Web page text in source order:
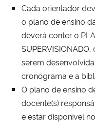
Cada orientador
o plano de ensino
deverá conter o
serem
cronograma e a
O plano de ensino
docente(s)
e estar disponível